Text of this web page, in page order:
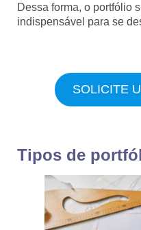
Dessa forma, o portfólio
indispensável para se
SOLICITE
Tipos de